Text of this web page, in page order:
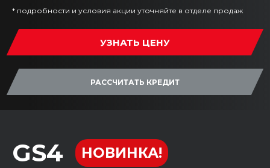
* подробности и условия акции уточняйте в отделе продаж
УЗНАТЬ ЦЕНУ
РАССЧИТАТЬ КРЕДИТ
GS4 НОВИНКА!